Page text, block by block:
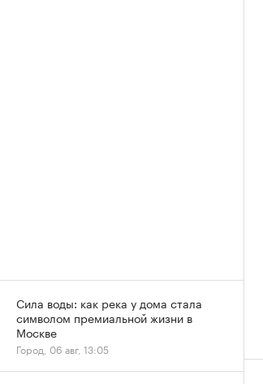
Сила воды: как река у дома стала
символом премиальной жизни в
Москве
Город, 06 авг, 13:05